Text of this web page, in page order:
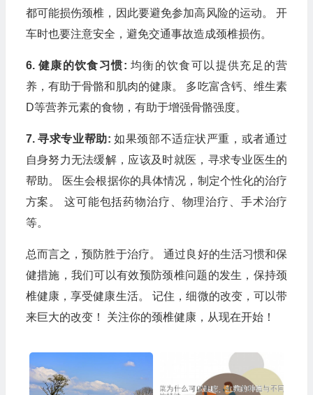
都可能损伤颈椎，因此要避免参加高风险的运动。 开
车时也要注意安全，避免交通事故造成颈椎损伤。
6. 健康的饮食习惯: 均衡的饮食可以提供充足的营
养，有助于骨骼和肌肉的健康。 多吃富含钙、维生素
D等营养元素的食物，有助于增强骨骼强度。
7. 寻求专业帮助: 如果颈部不适症状严重，或者通过
自身努力无法缓解，应该及时就医，寻求专业医生的
帮助。 医生会根据你的具体情况，制定个性化的治疗
方案。 这可能包括药物治疗、物理治疗、手术治疗
等。
总而言之，预防胜于治疗。 通过良好的生活习惯和保
健措施，我们可以有效预防颈椎问题的发生，保持颈
椎健康，享受健康生活。 记住，细微的改变，可以带
来巨大的改变！ 关注你的颈椎健康，从现在开始！